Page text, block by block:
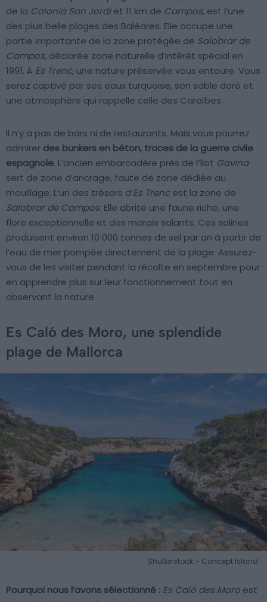
de la Colonia San Jordiet 11 km de Campos, est l’une
des plus belle plages des Baléares. Elle occupe une
partie importante de la zone protégée de Salobrar de
Campos, déclarée zone naturelle d’intérêt spécial en
1991. À Es Trenc, une nature préservée vous entoure. Vous
serez captivé par ses eaux turquoise, son sable doré et
une atmosphère qui rappelle celle des Caraïbes.
Il n’y a pas de bars ni de restaurants. Mais vous pourrez
admirer des bunkers en béton, traces de la guerre civile
espagnole. L’ancien embarcadère près de l’îlot Gavina
sert de zone d’ancrage, faute de zone dédiée au
mouillage. L’un des trésors d’Es Trencest la zone de
Salobrar de Campos. Elle abrite une faune riche, une
flore exceptionnelle et des marais salants. Ces salines
produisent environ 10 000 tonnes de sel par an à partir de
l’eau de mer pompée directement de la plage. Assurez-
vous de les visiter pendant la récolte en septembre pour
en apprendre plus sur leur fonctionnement tout en
observant la nature.
Es Caló des Moro, une splendide
plage de Mallorca
Shutterstock – Concept Island
Pourquoi nous l’avons sélectionné : Es Caló des Moro est